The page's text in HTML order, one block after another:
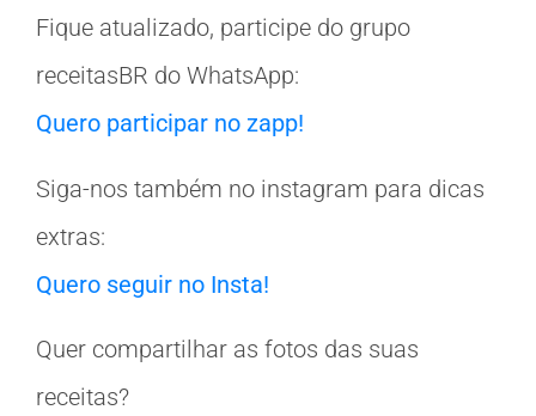
Fique atualizado, participe do grupo
receitasBR do WhatsApp:
Quero participar no zapp!
Siga-nos também no instagram para dicas
extras:
Quero seguir no Insta!
Quer compartilhar as fotos das suas
receitas?